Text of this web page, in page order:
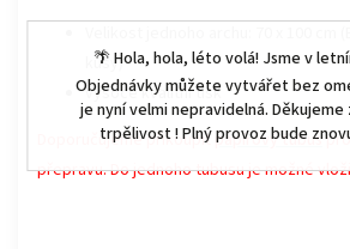
🌴 Hola, hola, léto volá! Jsme v
Objednávky můžete vytvářet bez
je nyní velmi nepravidelná.
trpělivost ! Plný provoz bude
kusy)
vysoce kvalitní tisk
Doporučujeme přikoupitpapírový tubus
přepravu.Do jednoho tubusu je možné